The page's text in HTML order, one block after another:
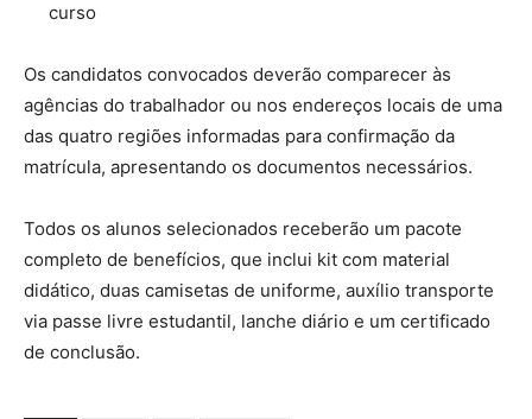
curso
Os candidatos convocados deverão comparecer às
agências do trabalhador ou nos endereços locais de uma
das quatro regiões informadas para confirmação da
matrícula, apresentando os documentos necessários.
Todos os alunos selecionados receberão um pacote
completo de benefícios, que inclui kit com material
didático, duas camisetas de uniforme, auxílio transporte
via passe livre estudantil, lanche diário e um certificado
de conclusão.